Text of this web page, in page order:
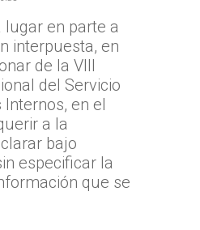
lugar en parte a
interpuesta, en
de la VIII
del Servicio
en el
a la
bajo
especificar la
que se
TTA de la Región de
Magallanes y la
Chilena